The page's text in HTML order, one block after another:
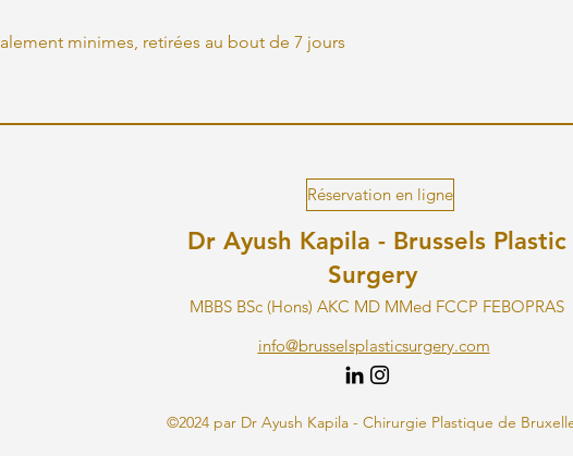
minimes, retirées au bout de 7 jours
Réservation en ligne
Dr Ayush Kapila - Brussels Plastic
Surgery
MBBS BSc (Hons) AKC MD MMed FCCP FEBOPRAS
info@brusselsplasticsurgery.com
©2024 par Dr Ayush Kapila - Chirurgie Plastique de